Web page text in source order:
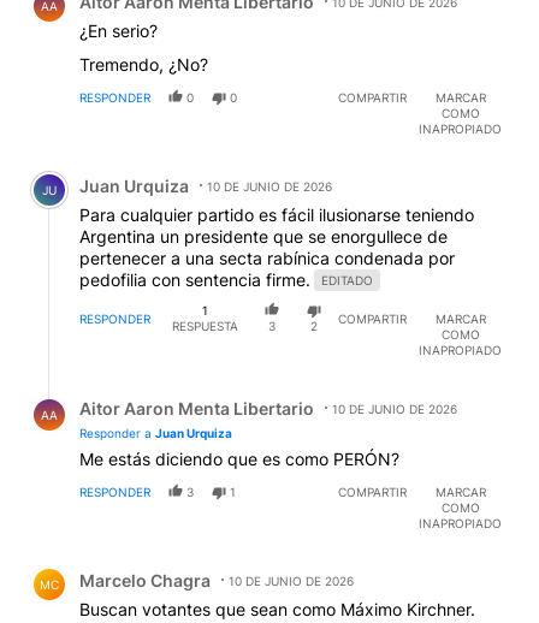
AA
¿En serio?
Tremendo, ¿No?
RESPONDER 0 0 COMPARTIR
MARCAR
COMO
INAPROPIADO
Comentario de Juan Urquiza.
JU Juan Urquiza 10 DE JUNIO DE 2026
Para cualquier partido es fácil ilusionarse teniendo
Argentina un presidente que se enorgullece de
pertenecer a una secta rabínica condenada por
pedofilia con sentencia firme.
EDITADO
RESPONDER
1
RESPUESTA
3 2
COMPARTIR
MARCAR
COMO
INAPROPIADO
AA Aitor Aaron Menta Libertario
10 DE JUNIO DE 2026
Responder a Juan Urquiza
Me estás diciendo que es como PERÓN?
RESPONDER 3 1 COMPARTIR
MARCAR
COMO
INAPROPIADO
MC Marcelo Chagra 10 DE JUNIO DE 2026
Buscan votantes que sean como Máximo Kirchner.